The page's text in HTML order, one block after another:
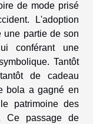
de mode prisé
L'adoption
une partie de son
conférant une
Tantôt
de cadeau
bola a gagné en
patrimoine des
Ce passage de